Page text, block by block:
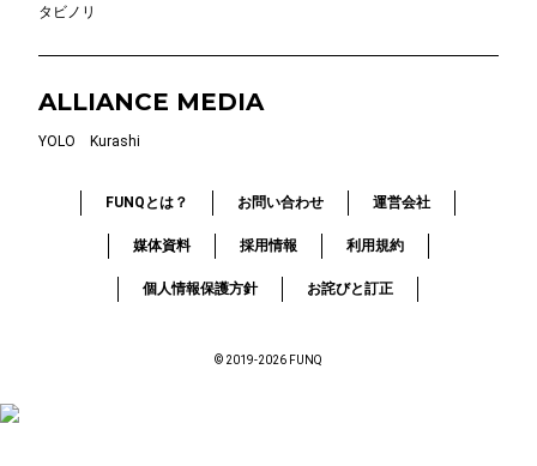
タビノリ
ALLIANCE MEDIA
YOLO Kurashi
FUNQとは？ お問い合わせ 運営会社
媒体資料 採用情報 利用規約
個人情報保護方針 お詫びと訂正
© 2019-2026 FUNQ